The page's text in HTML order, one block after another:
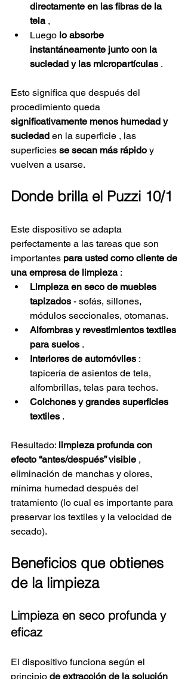
directamente en las fibras de la
tela ,
Luego lo absorbe
instantáneamente junto con la
suciedad y las micropartículas .
Esto significa que después del
procedimiento queda
significativamente menos humedad y
suciedad en la superficie , las
superficies se secan más rápido y
vuelven a usarse.
Donde brilla el Puzzi 10/1
Este dispositivo se adapta
perfectamente a las tareas que son
importantes para usted como cliente de
una empresa de limpieza :
Limpieza en seco de muebles
tapizados - sofás, sillones,
módulos seccionales, otomanas.
Alfombras y revestimientos textiles
para suelos .
Interiores de automóviles :
tapicería de asientos de tela,
alfombrillas, telas para techos.
Colchones y grandes superficies
textiles .
Resultado: limpieza profunda con
efecto “antes/después” visible ,
eliminación de manchas y olores,
mínima humedad después del
tratamiento (lo cual es importante para
preservar los textiles y la velocidad de
secado).
Beneficios que obtienes
de la limpieza
Limpieza en seco profunda y
eficaz
El dispositivo funciona según el
principio de extracción de la solución